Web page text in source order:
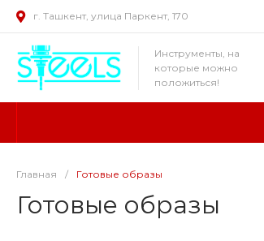
г. Ташкент, улица Паркент, 170
Инструменты, на
которые можно
положиться!
Главная / Готовые образы
Готовые образы